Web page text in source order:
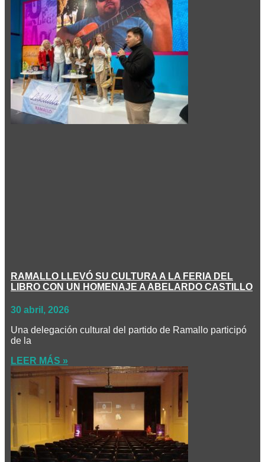
RAMALLO LLEVÓ SU CULTURA A LA FERIA DEL
LIBRO CON UN HOMENAJE A ABELARDO CASTILLO
30 abril, 2026
Una delegación cultural del partido de Ramallo participó
de la
LEER MÁS »